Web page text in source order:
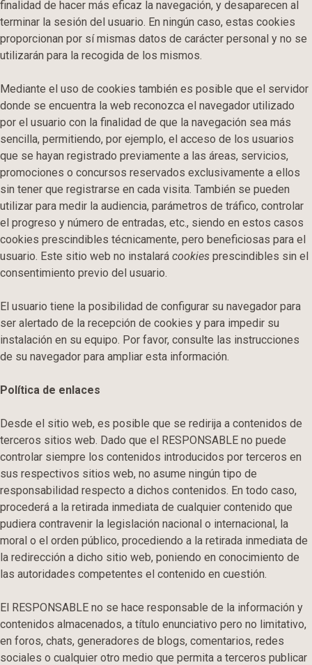
finalidad de hacer más eficaz la navegación, y desaparecen al
terminar la sesión del usuario. En ningún caso, estas cookies
proporcionan por sí mismas datos de carácter personal y no se
utilizarán para la recogida de los mismos.
Mediante el uso de cookies también es posible que el servidor
donde se encuentra la web reconozca el navegador utilizado
por el usuario con la finalidad de que la navegación sea más
sencilla, permitiendo, por ejemplo, el acceso de los usuarios
que se hayan registrado previamente a las áreas, servicios,
promociones o concursos reservados exclusivamente a ellos
sin tener que registrarse en cada visita. También se pueden
utilizar para medir la audiencia, parámetros de tráfico, controlar
el progreso y número de entradas, etc., siendo en estos casos
cookies prescindibles técnicamente, pero beneficiosas para el
usuario. Este sitio web no instalará cookies prescindibles sin el
consentimiento previo del usuario.
El usuario tiene la posibilidad de configurar su navegador para
ser alertado de la recepción de cookies y para impedir su
instalación en su equipo. Por favor, consulte las instrucciones
de su navegador para ampliar esta información.
Política de enlaces
Desde el sitio web, es posible que se redirija a contenidos de
terceros sitios web. Dado que el RESPONSABLE no puede
controlar siempre los contenidos introducidos por terceros en
sus respectivos sitios web, no asume ningún tipo de
responsabilidad respecto a dichos contenidos. En todo caso,
procederá a la retirada inmediata de cualquier contenido que
pudiera contravenir la legislación nacional o internacional, la
moral o el orden público, procediendo a la retirada inmediata de
la redirección a dicho sitio web, poniendo en conocimiento de
las autoridades competentes el contenido en cuestión.
El RESPONSABLE no se hace responsable de la información y
contenidos almacenados, a título enunciativo pero no limitativo,
en foros, chats, generadores de blogs, comentarios, redes
sociales o cualquier otro medio que permita a terceros publicar